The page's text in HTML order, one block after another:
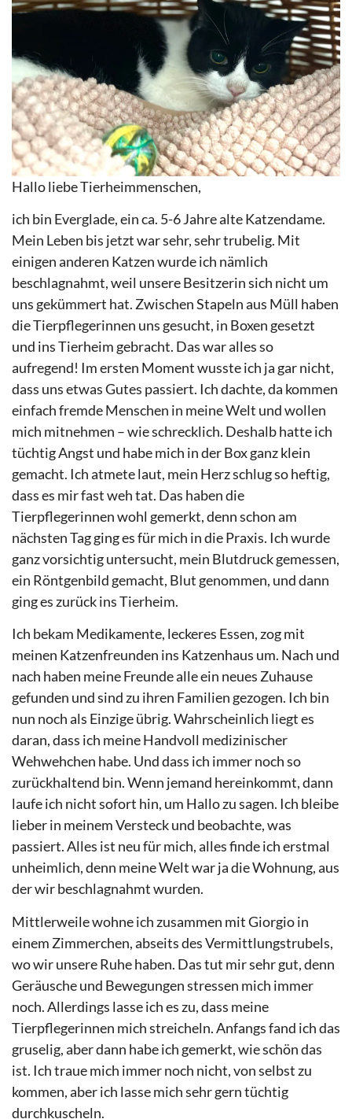
Hallo liebe Tierheimmenschen,
ich bin Everglade, ein ca. 5-6 Jahre alte Katzendame.
Mein Leben bis jetzt war sehr, sehr trubelig. Mit
einigen anderen Katzen wurde ich nämlich
beschlagnahmt, weil unsere Besitzerin sich nicht um
uns gekümmert hat. Zwischen Stapeln aus Müll haben
die Tierpflegerinnen uns gesucht, in Boxen gesetzt
und ins Tierheim gebracht. Das war alles so
aufregend! Im ersten Moment wusste ich ja gar nicht,
dass uns etwas Gutes passiert. Ich dachte, da kommen
einfach fremde Menschen in meine Welt und wollen
mich mitnehmen – wie schrecklich. Deshalb hatte ich
tüchtig Angst und habe mich in der Box ganz klein
gemacht. Ich atmete laut, mein Herz schlug so heftig,
dass es mir fast weh tat. Das haben die
Tierpflegerinnen wohl gemerkt, denn schon am
nächsten Tag ging es für mich in die Praxis. Ich wurde
ganz vorsichtig untersucht, mein Blutdruck gemessen,
ein Röntgenbild gemacht, Blut genommen, und dann
ging es zurück ins Tierheim.
Ich bekam Medikamente, leckeres Essen, zog mit
meinen Katzenfreunden ins Katzenhaus um. Nach und
nach haben meine Freunde alle ein neues Zuhause
gefunden und sind zu ihren Familien gezogen. Ich bin
nun noch als Einzige übrig. Wahrscheinlich liegt es
daran, dass ich meine Handvoll medizinischer
Wehwehchen habe. Und dass ich immer noch so
zurückhaltend bin. Wenn jemand hereinkommt, dann
laufe ich nicht sofort hin, um Hallo zu sagen. Ich bleibe
lieber in meinem Versteck und beobachte, was
passiert. Alles ist neu für mich, alles finde ich erstmal
unheimlich, denn meine Welt war ja die Wohnung, aus
der wir beschlagnahmt wurden.
Mittlerweile wohne ich zusammen mit Giorgio in
einem Zimmerchen, abseits des Vermittlungstrubels,
wo wir unsere Ruhe haben. Das tut mir sehr gut, denn
Geräusche und Bewegungen stressen mich immer
noch. Allerdings lasse ich es zu, dass meine
Tierpflegerinnen mich streicheln. Anfangs fand ich das
gruselig, aber dann habe ich gemerkt, wie schön das
ist. Ich traue mich immer noch nicht, von selbst zu
kommen, aber ich lasse mich sehr gern tüchtig
durchkuscheln.